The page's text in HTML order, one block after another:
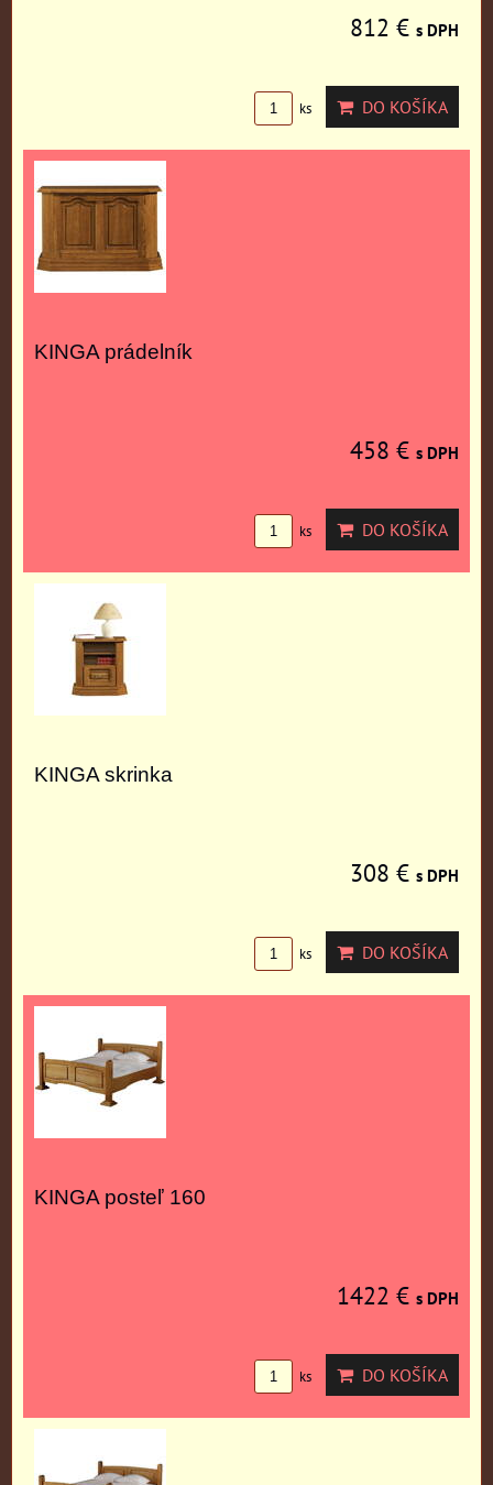
812 € s DPH
ks DO KOŠÍKA
KINGA prádelník
458 € s DPH
ks DO KOŠÍKA
KINGA skrinka
308 € s DPH
ks DO KOŠÍKA
KINGA posteľ 160
1422 € s DPH
ks DO KOŠÍKA